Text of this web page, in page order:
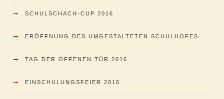
→ SCHULSCHACH-CUP 2016
→ ERÖFFNUNG DES UMGESTALTETEN SCHULHOFES
→ TAG DER OFFENEN TÜR 2016
→ EINSCHULUNGSFEIER 2016